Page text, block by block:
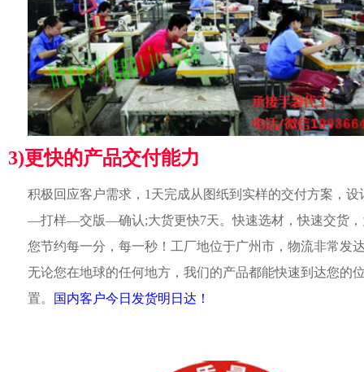
3)更快的产品交付能力
积极回应客户需求，1天完成从图纸到实样的交付方案，设
—打样—交版—确认;大货更快7天。快速选材，快速交货
您节约每一分，每一秒！工厂地位于广州市，物流非常发
无论您在地球的任何地方，我们的产品都能快速到达您的
置。
国内客户今日发货明日达！